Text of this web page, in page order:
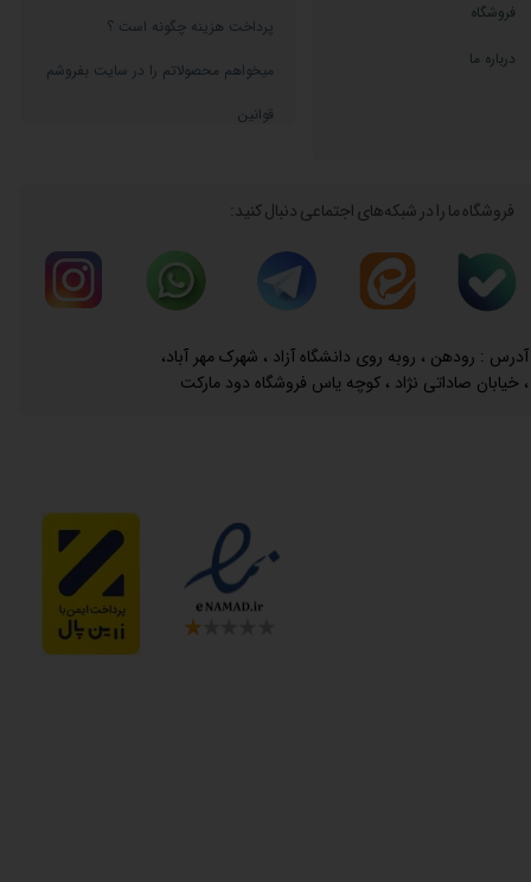
پرداخت هزینه چگونه است ؟
میخواهم محصولاتم را در سایت بفروشم
قوانین
فروشگاه
درباره ما
فروشگاه ما را در شبکه‌های اجتماعی دنبال کنید:
آدرس : رودهن ، روبه روی دانشگاه آزاد ، شهرک مهر آباد،
خیابان صاداتی نژاد ، کوچه یاس فروشگاه دود مارکت ،